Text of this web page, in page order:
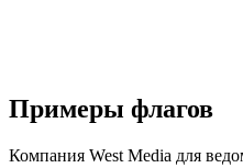
Примеры флагов
Компания West Media для